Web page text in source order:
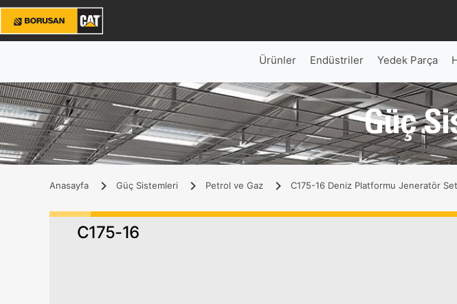
Ürünler Endüstriler Yedek Parça
Güç
Anasayfa Güç Sistemleri Petrol ve Gaz C175-16 Deniz Platformu Jeneratör
C175-16